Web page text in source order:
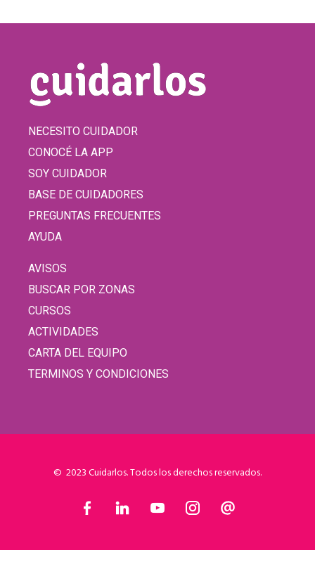
NECESITO CUIDADOR
CONOCÉ LA APP
SOY CUIDADOR
BASE DE CUIDADORES
PREGUNTAS FRECUENTES
AYUDA
AVISOS
BUSCAR POR ZONAS
CURSOS
ACTIVIDADES
CARTA DEL EQUIPO
TERMINOS Y CONDICIONES
© 2023 Cuidarlos. Todos los derechos reservados.